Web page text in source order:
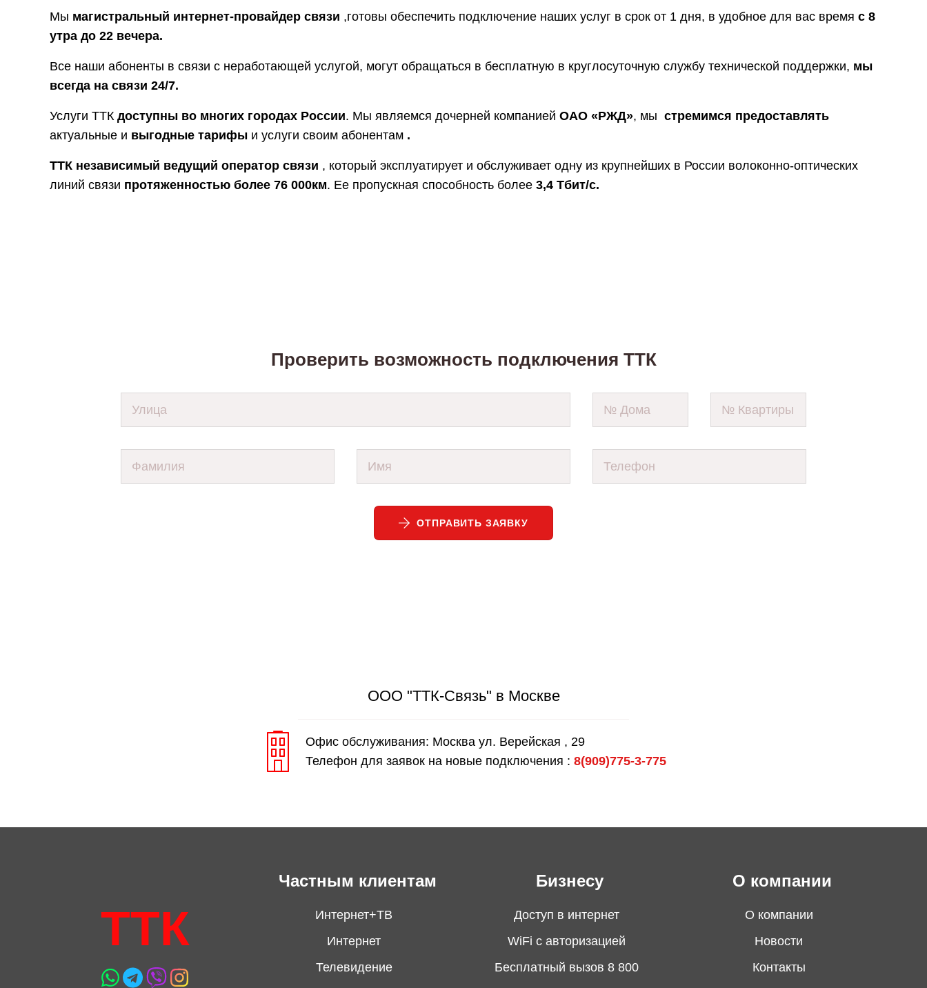
Мы магистральный интернет-провайдер связи ,готовы обеспечить подключение наших услуг в срок от 1 дня, в удобное для вас время с 8
утра до 22 вечера.
Все наши абоненты в связи с неработающей услугой, могут обращаться в бесплатную в круглосуточную службу технической поддержки, мы
всегда на связи 24/7.
Услуги ТТК доступны во многих городах России. Мы являемся дочерней компанией ОАО «РЖД», мы стремимся предоставлять
актуальные и выгодные тарифы и услуги своим абонентам .
ТТК независимый ведущий оператор связи , который эксплуатирует и обслуживает одну из крупнейших в России волоконно-оптических
линий связи протяженностью более 76 000км. Ее пропускная способность более 3,4 Тбит/с.
Проверить возможность подключения ТТК
ОТПРАВИТЬ ЗАЯВКУ
ООО "ТТК-Связь" в Москве
Офис обслуживания: Москва ул. Верейская , 29
Телефон для заявок на новые подключения : 8(909)775-3-775
ТТК
Частным клиентам
Интернет+ТВ
Интернет
Телевидение
Бизнесу
Доступ в интернет
WiFi с авторизацией
Бесплатный вызов 8 800
О компании
О компании
Новости
Контакты